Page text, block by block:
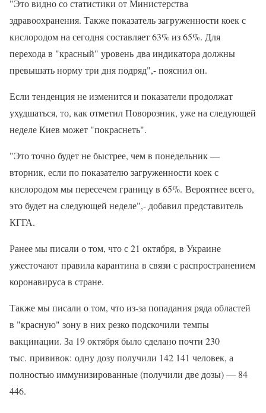
"Это видно со статистики от Министерства
здравоохранения. Также показатель загруженности коек с
кислородом на сегодня составляет 63% из 65%. Для
перехода в "красный" уровень два индикатора должны
превышать норму три дня подряд",- пояснил он.
Если тенденция не изменится и показатели продолжат
ухудшаться, то, как отметил Поворозник, уже на следующей
неделе Киев может "покраснеть".
"Это точно будет не быстрее, чем в понедельник —
вторник, если по показателю загруженности коек с
кислородом мы пересечем границу в 65%. Вероятнее всего,
это будет на следующей неделе",- добавил представитель
КГГА.
Ранее мы писали о том, что с 21 октября, в Украине
ужесточают правила карантина в связи с распространением
коронавируса в стране.
Также мы писали о том, что из-за попадания ряда областей
в "красную" зону в них резко подскочили темпы
вакцинации. За 19 октября было сделано почти 230
тыс. прививок: одну дозу получили 142 141 человек, а
полностью иммунизированные (получили две дозы) — 84
446.